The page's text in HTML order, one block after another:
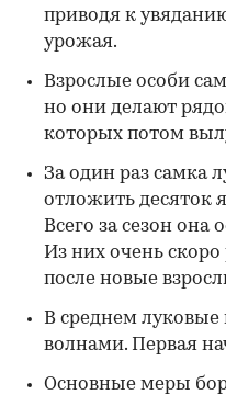
приводя к
урожая.
Взрослые особи
но они делают
которых потом
За один раз самка
отложить десяток
Всего за сезон она
Из них очень
после новые
В среднем луковые
волнами. Первая
Основные меры